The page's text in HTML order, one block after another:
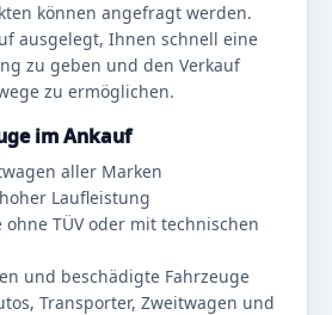
können angefragt werden.
ausgelegt, Ihnen schnell eine
zu geben und den Verkauf
zu ermöglichen.
im Ankauf
aller Marken
Laufleistung
ohne TÜV oder mit technischen
und beschädigte Fahrzeuge
Transporter, Zweitwagen und